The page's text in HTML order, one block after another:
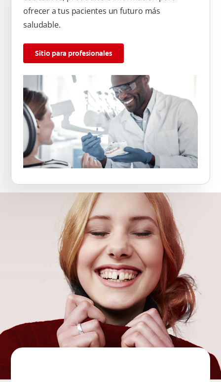
ofrecer a tus pacientes un futuro más
saludable.
Sitio para profesionales